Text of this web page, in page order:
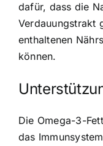
dafür, dass die
Verdauungstrakt
enthaltenen
können.
Die Omega-3-
das